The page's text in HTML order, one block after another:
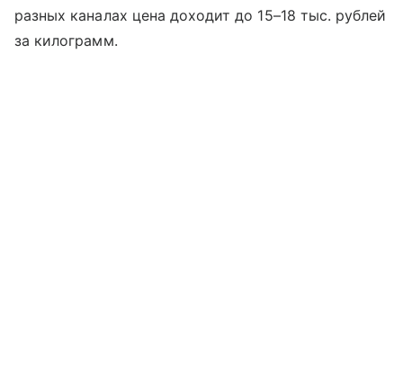
разных каналах цена доходит до 15–18 тыс. рублей
за килограмм.